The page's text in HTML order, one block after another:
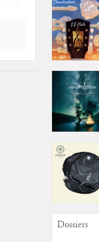
Dossiers